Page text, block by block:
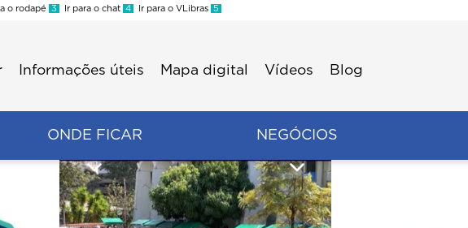
o rodapé 3 Ir para o chat 4 Ir para o VLibras 5
Informações úteis Mapa digital Vídeos Blog
ONDE FICAR NEGÓCIOS